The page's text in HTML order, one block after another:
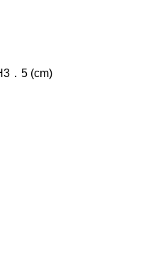
．5 (cm)